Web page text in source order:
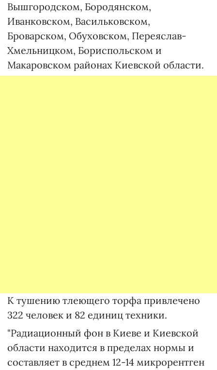
Вышгородском, Бородянском,
Иванковском, Васильковском,
Броварском, Обуховском, Переяслав-
Хмельницком, Бориспольском и
Макаровском районах Киевской области.
К тушению тлеющего торфа привлечено
322 человек и 82 единиц техники.
"Радиационный фон в Киеве и Киевской
области находится в пределах нормы и
составляет в среднем 12-14 микрорентген